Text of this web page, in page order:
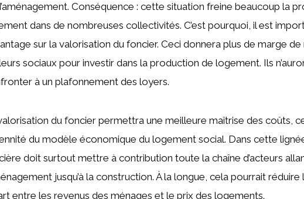
Conséquence : cette situation freine beaucoup la
dans de nombreuses collectivités. C’est pourquoi, il est
sur la valorisation du foncier. Ceci donnera plus de marge
sociaux pour investir dans la production de logement. Ils
à un plafonnement des loyers.
du foncier permettra une meilleure maîtrise des coûts,
du modèle économique du logement social. Dans cette
doit surtout mettre à contribution toute la chaîne d’acteurs
jusqu’à la construction. À la longue, cela pourrait
entre les revenus des ménages et le prix des logements.